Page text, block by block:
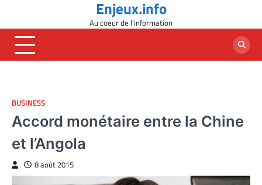
content
Enjeux.info
Au coeur de l'information
BUSINESS
Accord monétaire entre la Chine
et l’Angola
8 août 2015